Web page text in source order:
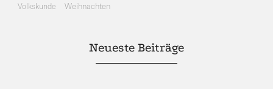
Volkskunde Weihnachten
Neueste Beiträge